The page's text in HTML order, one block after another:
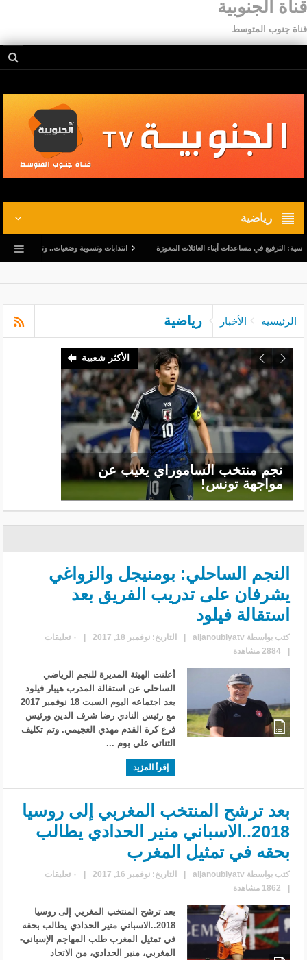
قناة الجنوبية
قناة جنوب المتوسط
رياضية
في مساعدات أبناء العائلات المعوزة انتدابات وتسوية وضعيات.. وترفيع في أجور المدرسين
الرئيسيه الأخبار رياضية
الأكثر شعبية
نجم منتخب الساموراي يغيب عن
مواجهة تونس!
النجم الساحلي: بومنيجل والزواغي
يشرفان على تدريب الفريق بعد
استقالة فيلود
كتب بواسطةaljanoubiyatv
| التاريخ: نوفمبر 18, 2017 |
٠ تعليقات
|
2884 مشاهدة
أعلنت الهيئة المديرة للنجم الرياضي
الساحلي عن استقالة المدرب هيبار فيلود
بعد اجتماعه اليوم السبت 18 نوفمبر 2017
مع رئيس النادي رضا شرف الدين ورئيس
فرع كرة القدم مهدي العجيمي. وتم تكليف
الثنائي علي بوم ...
إقرأ المزيد
بعد ترشح المنتخب المغربي إلى روسيا
2018..الاسباني منير الحدادي يطالب
بحقه في تمثيل المغرب
كتب بواسطةaljanoubiyatv
| التاريخ: نوفمبر 16, 2017 |
٠ تعليقات
|
1862 مشاهدة
بعد ترشح المنتخب المغربي إلى روسيا
2018..الاسباني منير الحدادي يطالب بحقه
في تمثيل المغرب طلب المهاجم الإسباني-
المغربي، منير الحدادي، من الاتحاد